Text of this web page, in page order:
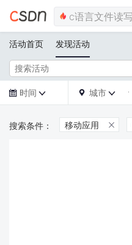
活动首页 发现活动
 时间   城市 
移动应用 